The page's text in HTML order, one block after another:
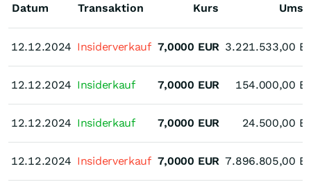
Datum
12.12.2024
12.12.2024
12.12.2024
12.12.2024
Transaktion Kurs
12.12.2024 Insiderverkauf 7,0000 EUR 3.221.533,00
12.12.2024 Insiderkauf 7,0000 EUR 154.000,00
12.12.2024 Insiderkauf 7,0000 EUR 24.500,00
12.12.2024 Insiderverkauf 7,0000 EUR 7.896.805,00